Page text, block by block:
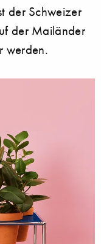
der Schweizer
der Mailänder
werden.